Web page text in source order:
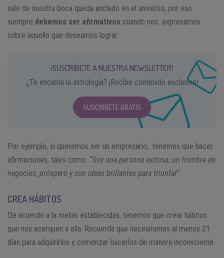
sale de nuestra boca queda anclado en el universo, por eso
siempre debemos ser afirmativos cuando nos expresamos
sobre aquello que deseamos lograr.
¡SUSCRÍBETE A NUESTRA NEWSLETTER!
¿Te encanta la astrología? ¡Recibe contenido exclusivo!
SUSCRÍBETE GRATIS
Por ejemplo, si queremos ser un empresario, tenemos que hacer
afirmaciones, tales como: “Soy una persona exitosa, un hombre de
negocios, próspero y con ideas brillantes para triunfar”.
CREA HÁBITOS
De acuerdo a la metas establecidas, tenemos que crear hábitos
que nos acerquen a ella. Recuerda que necesitamos al menos 21
días para adquirirlos y comenzar hacerlos de manera inconsciente.